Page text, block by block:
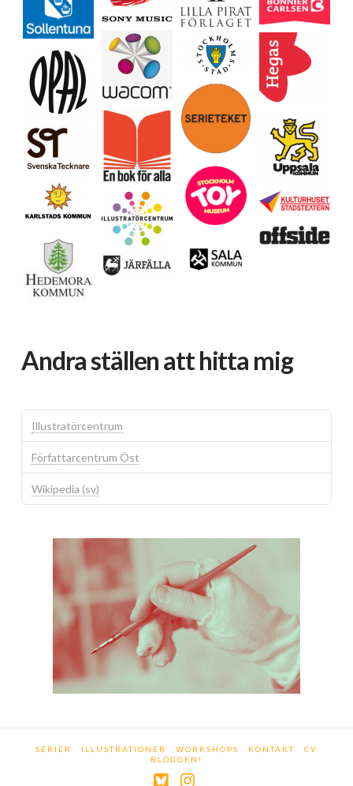
Ladda mer… Följ på Instagram
Andra ställen att hitta mig
Illustratörcentrum
Författarcentrum Öst
Wikipedia (sv)
SERIER ILLUSTRATIONER WORKSHOPS KONTAKT
CV
BLOGGEN!